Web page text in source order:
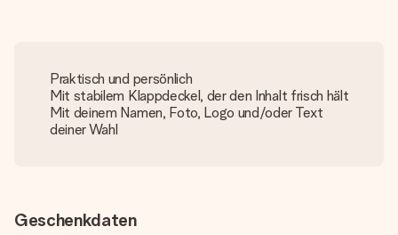
Praktisch und persönlich
Mit stabilem Klappdeckel, der den Inhalt frisch hält
Mit deinem Namen, Foto, Logo und/oder Text
deiner Wahl
Geschenkdaten